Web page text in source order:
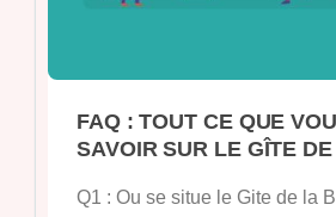
FAQ : TOUT CE QUE
SAVOIR SUR LE GÎTE
Q1 : Ou se situe le Gite de la